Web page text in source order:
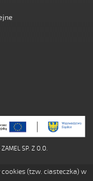
SP. Z O.O.
(tzw. ciasteczka) w